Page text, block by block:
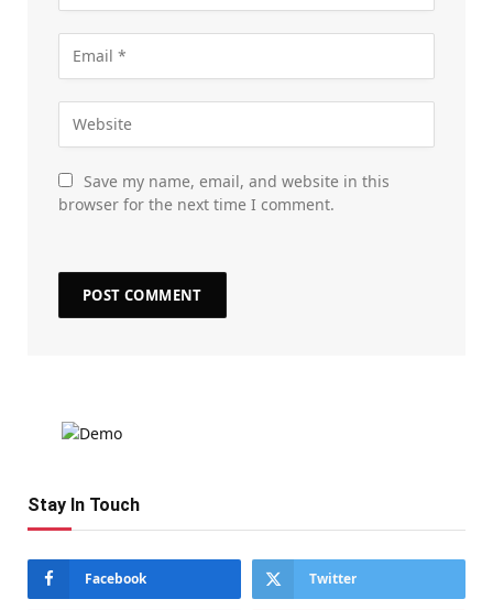
Save my name, email, and website in this
browser for the next time I comment.
Stay In Touch
Facebook Twitter